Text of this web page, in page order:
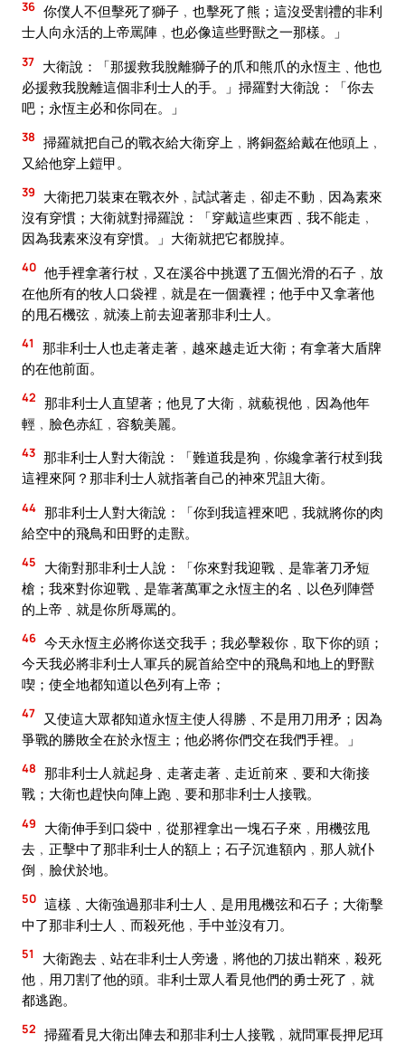
36 你僕人不但擊死了獅子﹐也擊死了熊；這沒受割禮的非利
士人向永活的上帝罵陣﹐也必像這些野獸之一那樣。」
37 大衛說：「那援救我脫離獅子的爪和熊爪的永恆主﹑他也
必援救我脫離這個非利士人的手。」掃羅對大衛說：「你去
吧；永恆主必和你同在。」
38 掃羅就把自己的戰衣給大衛穿上﹐將銅盔給戴在他頭上﹐
又給他穿上鎧甲。
39
大衛把刀裝束在戰衣外﹐試試著走﹐卻走不動﹐因為素來
沒有穿慣；大衛就對掃羅說：「穿戴這些東西﹑我不能走﹐
因為我素來沒有穿慣。」大衛就把它都脫掉。
40 他手裡拿著行杖﹐又在溪谷中挑選了五個光滑的石子﹐放
在他所有的牧人口袋裡﹐就是在一個囊裡；他手中又拿著他
的甩石機弦﹐就湊上前去迎著那非利士人。
41
那非利士人也走著走著﹐越來越走近大衛；有拿著大盾牌
的在他前面。
42 那非利士人直望著；他見了大衛﹐就藐視他﹐因為他年
輕﹐臉色赤紅﹐容貌美麗。
43 那非利士人對大衛說：「難道我是狗﹐你纔拿著行杖到我
這裡來阿？那非利士人就指著自己的神來咒詛大衛。
44 那非利士人對大衛說：「你到我這裡來吧﹐我就將你的肉
給空中的飛鳥和田野的走獸。
45
大衛對那非利士人說：「你來對我迎戰﹑是靠著刀矛短
槍；我來對你迎戰﹑是靠著萬軍之永恆主的名﹑以色列陣營
的上帝﹑就是你所辱罵的。
46 今天永恆主必將你送交我手；我必擊殺你﹐取下你的頭；
今天我必將非利士人軍兵的屍首給空中的飛鳥和地上的野獸
喫；使全地都知道以色列有上帝；
47
又使這大眾都知道永恆主使人得勝﹑不是用刀用矛；因為
爭戰的勝敗全在於永恆主；他必將你們交在我們手裡。」
48 那非利士人就起身﹑走著走著﹑走近前來﹑要和大衛接
戰；大衛也趕快向陣上跑﹑要和那非利士人接戰。
49
大衛伸手到口袋中﹐從那裡拿出一塊石子來﹐用機弦甩
去﹐正擊中了那非利士人的額上；石子沉進額內﹐那人就仆
倒﹐臉伏於地。
50 這樣﹑大衛強過那非利士人﹑是用甩機弦和石子；大衛擊
中了那非利士人﹑而殺死他﹐手中並沒有刀。
51
大衛跑去﹑站在非利士人旁邊﹐將他的刀拔出鞘來﹐殺死
他﹐用刀割了他的頭。非利士眾人看見他們的勇士死了﹐就
都逃跑。
52 掃羅看見大衛出陣去和那非利士人接戰﹐就問軍長押尼珥